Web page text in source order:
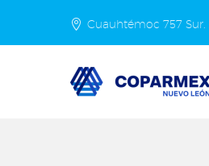
Cuauhtémoc 757 Sur.